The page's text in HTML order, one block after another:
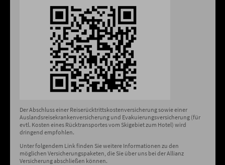
Der Abschluss einer Reiserücktrittskostenversicherung sowie einer
Auslandsreisekrankenversicherung und Evakuierungsversicherung (für
evtl. Kosten eines Rücktransportes vom Skigebiet zum Hotel) wird
dringend empfohlen.
Unter folgendem Link finden Sie weitere Informationen zu den
möglichen Versicherungspaketen, die Sie über uns bei der Allianz
Versicherung abschließen können.